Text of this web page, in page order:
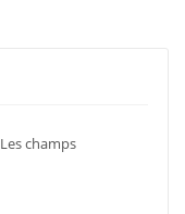
Les champs